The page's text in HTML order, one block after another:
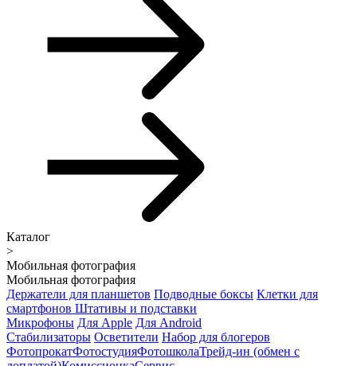
Каталог
>
Мобильная фотография
Мобильная фотография
Держатели для планшетов Подводные боксы Клетки для
смартфонов Штативы и подставки
Микрофоны Для Apple Для Android
Стабилизаторы Осветители Набор для блогеров
ФотопрокатФотостудияФотошколаТрейд-ин (обмен с